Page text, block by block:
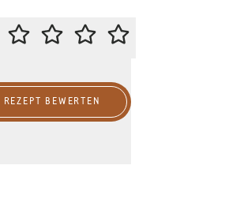
BITTE BEWERTE DIESES REZEPT
REZEPT BEWERTEN